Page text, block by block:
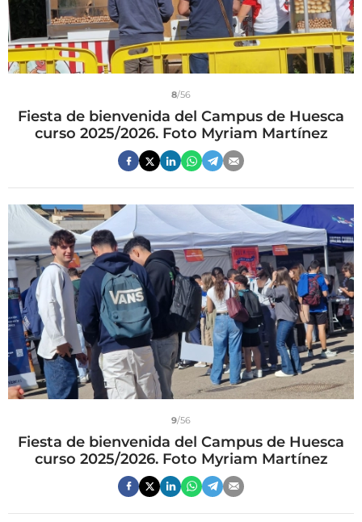
8/56
Fiesta de bienvenida del Campus de Huesca
curso 2025/2026. Foto Myriam Martínez
9/56
Fiesta de bienvenida del Campus de Huesca
curso 2025/2026. Foto Myriam Martínez